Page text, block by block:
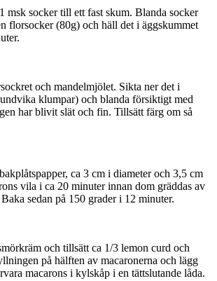
msk socker till ett fast skum. Blanda socker
florsocker (80g) och häll det i äggskummet
och mandelmjölet. Sikta ner det i
klumpar) och blanda försiktigt med
har blivit slät och fin. Tillsätt färg om så
ca 3 cm i diameter och 3,5 cm
vila i ca 20 minuter innan dom gräddas av
sedan på 150 grader i 12 minuter.
och tillsätt ca 1/3 lemon curd och
på hälften av macaronerna och lägg
macarons i kylskåp i en tättslutande låda.